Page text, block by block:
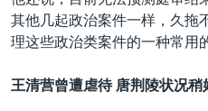
其他几起政治案件一样，久拖
理这些政治类案件的一种常用
王清营曾遭虐待 唐荆陵状况稍